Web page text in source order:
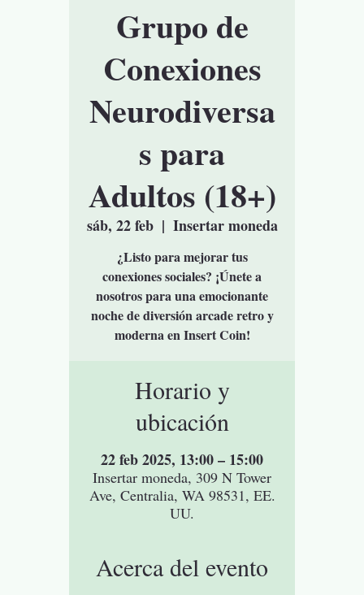
Grupo de
Conexiones
Neurodiversa
s para
Adultos (18+)
sáb, 22 feb
  |
Insertar moneda
¿Listo para mejorar tus
conexiones sociales? ¡Únete a
nosotros para una emocionante
noche de diversión arcade retro y
moderna en Insert Coin!
Horario y
ubicación
22 feb 2025, 13:00 – 15:00
Insertar moneda, 309 N Tower
Ave, Centralia, WA 98531, EE.
UU.
Acerca del evento